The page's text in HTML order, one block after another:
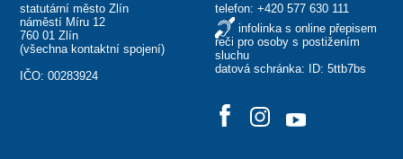
statutární město Zlín
náměstí Míru 12
760 01 Zlín
(všechna kontaktní spojení)
IČO: 00283924
telefon: +420 577 630 111
infolinka s online přepisem
řeči pro osoby s postižením
sluchu
datová schránka: ID: 5ttb7bs